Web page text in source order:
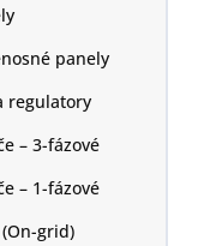
panely
regulatory
– 3-fázové
– 1-fázové
grid)